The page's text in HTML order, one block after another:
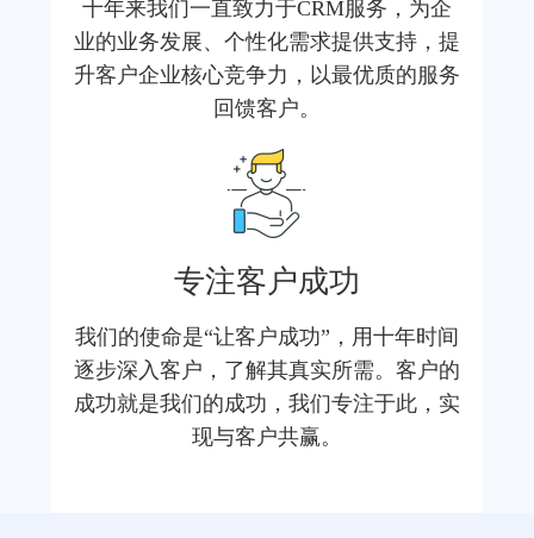
十年来我们一直致力于CRM服务，为企
业的业务发展、个性化需求提供支持，提
升客户企业核心竞争力，以最优质的服务
回馈客户。
专注客户成功
我们的使命是“让客户成功”，用十年时间
逐步深入客户，了解其真实所需。客户的
成功就是我们的成功，我们专注于此，实
现与客户共赢。